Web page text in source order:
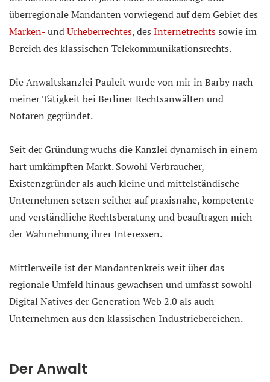
überregionale Mandanten vorwiegend auf dem Gebiet des
Marken-undUrheberrechtes, des Internetrechtssowie im
Bereich des klassischen Telekommunikationsrechts.
Die Anwaltskanzlei Pauleit wurde von mir in Barby nach
meiner Tätigkeit bei Berliner Rechtsanwälten und
Notaren gegründet.
Seit der Gründung wuchs die Kanzlei dynamisch in einem
hart umkämpften Markt. Sowohl Verbraucher,
Existenzgründer als auch kleine und mittelständische
Unternehmen setzen seither auf praxisnahe, kompetente
und verständliche Rechtsberatung und beauftragen mich
der Wahrnehmung ihrer Interessen.
Mittlerweile ist der Mandantenkreis weit über das
regionale Umfeld hinaus gewachsen und umfasst sowohl
Digital Natives der Generation Web 2.0 als auch
Unternehmen aus den klassischen Industriebereichen.
Der Anwalt